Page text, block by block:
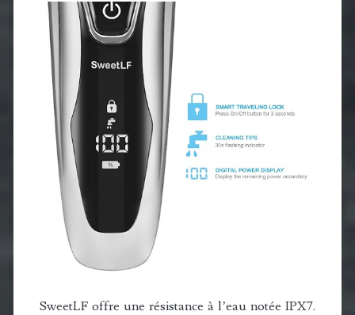
SweetLF offre une résistance à l’eau notée IPX7.